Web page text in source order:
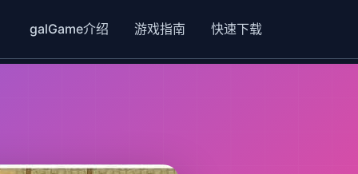
galGame介绍 游戏指南 快速下载